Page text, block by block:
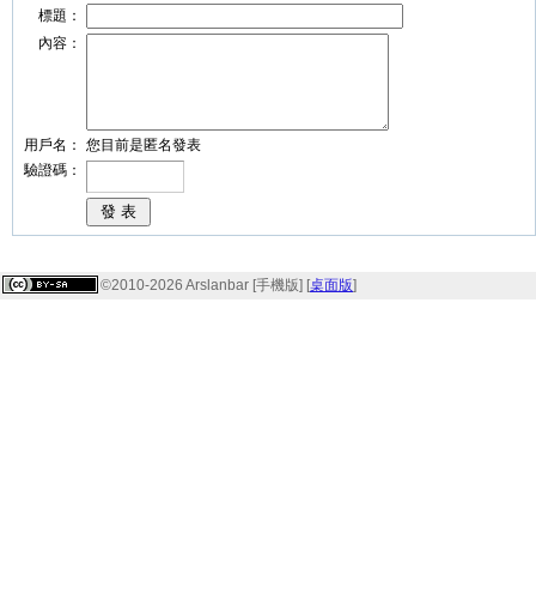
標題：
內容：
用戶名：
您目前是匿名發表
驗證碼：
©2010-2026 Arslanbar [手機版] [桌面版]